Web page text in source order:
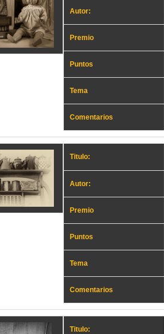
Autor:
Premio
Puntos
Tema
Comentarios
Titulo:
Autor:
Premio
Puntos
Tema
Comentarios
Titulo: